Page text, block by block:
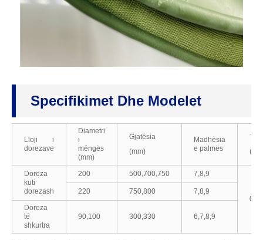
Specifikimet Dhe Modelet
Lloji i
dorezave
Diametri
i
mëngës
(mm)
Gjatësia
(mm)
Madhësia
e palmës
Doreza
kuti
dorezash
200 500,700,750 7,8,9
220 750,800
7,8,9
Doreza
të
shkurtra
90,100 300,330 6,7,8,9